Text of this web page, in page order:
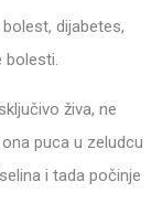
dijabetes,
bolesti.
živa, ne
puca u zeludcu
i tada počinje